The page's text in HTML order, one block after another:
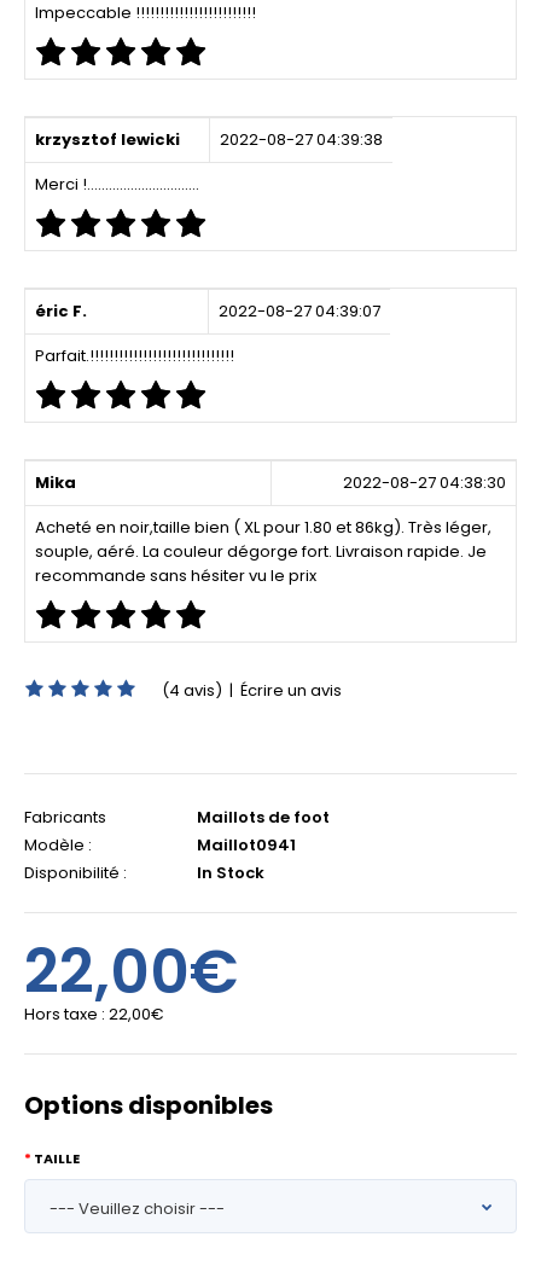
Impeccable !!!!!!!!!!!!!!!!!!!!!!!!!
krzysztof lewicki
2022-08-27 04:39:38
Merci !...............................
éric F.
2022-08-27 04:39:07
Parfait.!!!!!!!!!!!!!!!!!!!!!!!!!!!!!!
Mika
2022-08-27 04:38:30
Acheté en noir,taille bien ( XL pour 1.80 et 86kg). Très léger,
souple, aéré. La couleur dégorge fort. Livraison rapide. Je
recommande sans hésiter vu le prix
(4 avis) | Écrire un avis
Fabricants
Maillots de foot
Modèle :
Maillot0941
Disponibilité :
In Stock
22,00€
Hors taxe : 22,00€
Options disponibles
TAILLE